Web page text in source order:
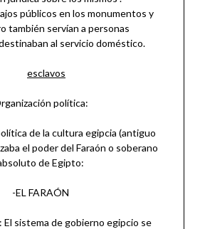
públicos en los monumentos y
también servían a personas
al servicio doméstico.
política:
de la cultura egipcia (antiguo
el poder del Faraón o soberano
de Egipto:
-EL FARAÓN
El sistema de gobierno egipcio se